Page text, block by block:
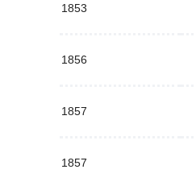
1853
1856
1857
1857